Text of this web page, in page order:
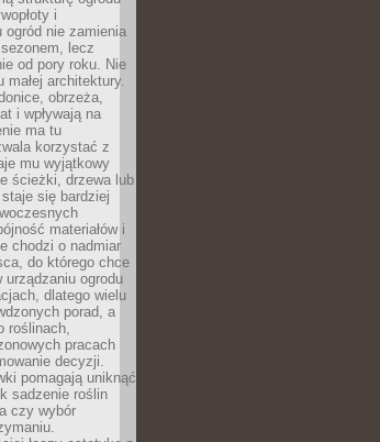
i
ogród nie zamienia
lecz
od pory roku. Nie
architektury.
obrzeża,
i wpływają na
ma tu
korzystać z
mu wyjątkowy
ścieżki, drzewa lub
się bardziej
materiałów i
chodzi o nadmiar
do którego chce
urządzaniu ogrodu
dlatego wielu
porad, a
roślinach,
pracach
decyzji.
pomagają uniknąć
sadzenie roślin
czy wybór